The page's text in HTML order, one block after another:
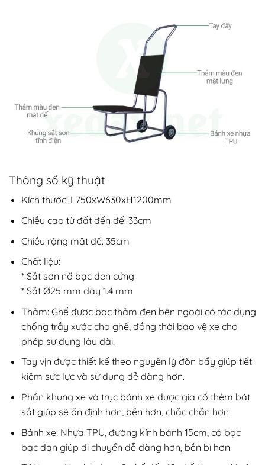
Thông số kỹ thuật
Kích thước: L750xW630xH1200mm
Chiều cao từ đất đến đế: 33cm
Chiều rộng mặt đế: 35cm
Chất liệu:
* Sắt sơn nổ bạc đen cứng
* Sắt Ø25 mm dày 1.4 mm
Thảm: Ghế được bọc thảm đen bên ngoài có tác dụng
chống trầy xước cho ghế, đồng thời bảo vệ xe cho
phép sử dụng lâu dài.
Tay vịn được thiết kế theo nguyên lý đòn bẩy giúp tiết
kiệm sức lực và sử dụng dễ dàng hơn.
Phần khung xe và trục bánh xe được gia cố thêm bát
sắt giúp sẽ ổn định hơn, bền hơn, chắc chắn hơn.
Bánh xe: Nhựa TPU, đường kính bánh 15cm, có bọc
bạc đạn giúp di chuyển dễ dàng hơn, bền bỉ hơn.